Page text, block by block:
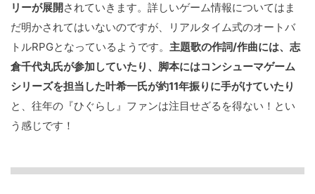
リーが展開されていきます。詳しいゲーム情報についてはま
だ明かされてはいないのですが、リアルタイム式のオートバ
トルRPGとなっているようです。 主題歌の作詞/作曲には、志
倉千代丸氏が参加していたり、脚本にはコンシューマゲーム
シリーズを担当した叶希一氏が約11年振りに手がけていたり
と、往年の『ひぐらし』ファンは注目せざるを得ない！とい
う感じです！